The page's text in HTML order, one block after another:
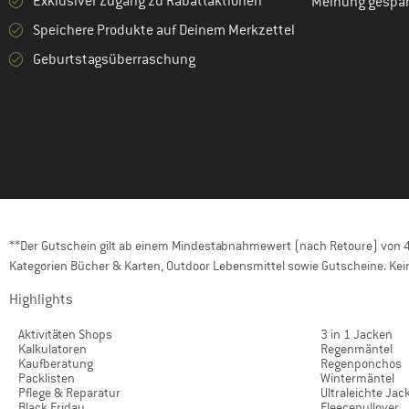
Trollkids (2)
Vaude(5)
Whistler(1)
Speichere Produkte auf Deinem Merkzettel
Geburtstagsüberraschung
**Der Gutschein gilt ab einem Mindestabnahmewert (nach Retoure)
Kategorien Bücher & Karten, Outdoor Lebensmittel sowie Gutscheine.
Highlights
Aktivitäten Shops
Kalkulatoren
Kaufberatung
Packlisten
Pflege & Reparatur
3 in 1 Jacken
Regenmäntel
Regenponchos
Wintermäntel
Ultraleichte